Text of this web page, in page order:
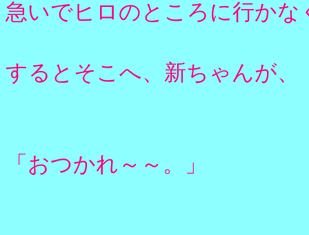
急いでヒロのところに行かな
するとそこへ、新ちゃんが、
「おつかれ～～。」